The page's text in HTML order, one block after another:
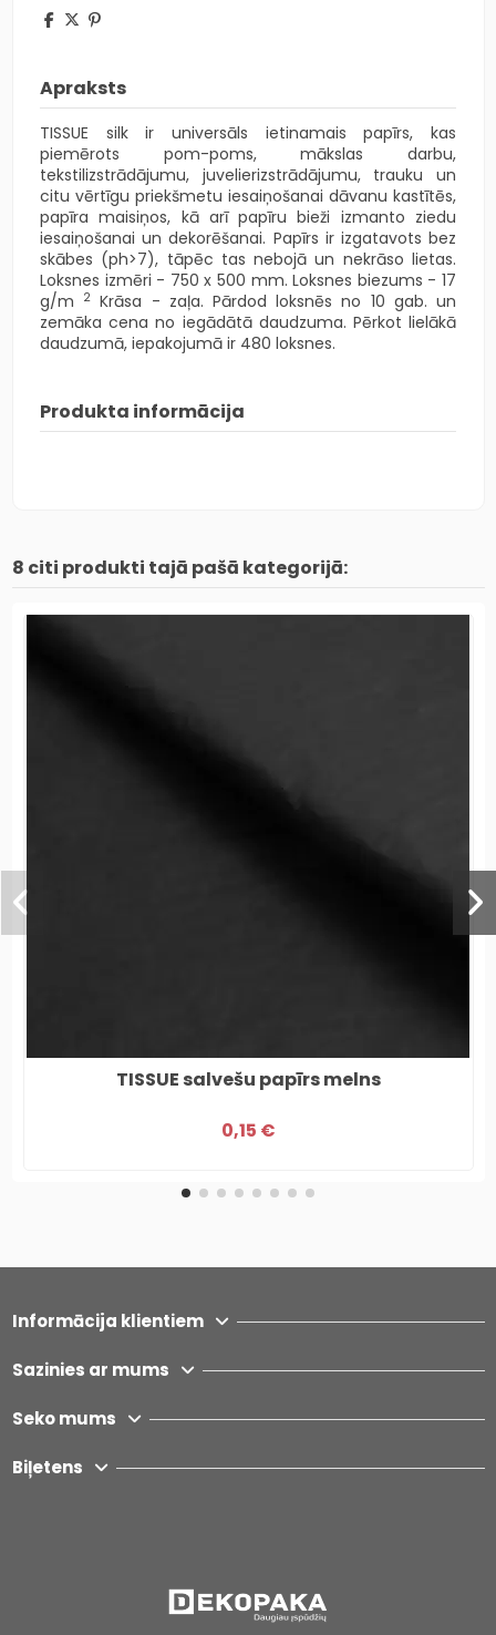
Apraksts
TISSUE silk ir universāls ietinamais papīrs, kas
piemērots pom-poms, mākslas darbu,
tekstilizstrādājumu, juvelierizstrādājumu, trauku un
citu vērtīgu priekšmetu iesaiņošanai dāvanu kastītēs,
papīra maisiņos, kā arī papīru bieži izmanto ziedu
iesaiņošanai un dekorēšanai. Papīrs ir izgatavots bez
skābes (ph>7), tāpēc tas nebojā un nekrāso lietas.
Loksnes izmēri - 750 x 500 mm. Loksnes biezums - 17
g/m
2 Krāsa - zaļa. Pārdod loksnēs no 10 gab. un
zemāka cena no iegādātā daudzuma. Pērkot lielākā
daudzumā, iepakojumā ir 480 loksnes.
Produkta informācija
8 citi produkti tajā pašā kategorijā:
TISSUE salvešu papīrs melns
0,15 €
Informācija klientiem
Sazinies ar mums
Seko mums
Biļetens